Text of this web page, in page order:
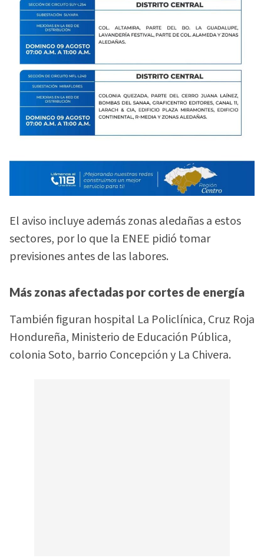
El aviso incluye además zonas aledañas a estos
sectores, por lo que la ENEE pidió tomar
previsiones antes de las labores.
Más zonas afectadas por cortes de energía
También figuran hospital La Policlínica, Cruz Roja
Hondureña, Ministerio de Educación Pública,
colonia Soto, barrio Concepción y La Chivera.